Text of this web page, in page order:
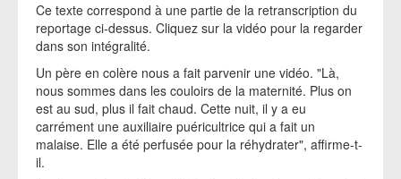
Ce texte correspond à une partie de la retranscription du
reportage ci-dessus. Cliquez sur la vidéo pour la regarder
dans son intégralité.
Un père en colère nous a fait parvenir une vidéo. "Là,
nous sommes dans les couloirs de la maternité. Plus on
est au sud, plus il fait chaud. Cette nuit, il y a eu
carrément une auxiliaire puéricultrice qui a fait un
malaise. Elle a été perfusée pour la réhydrater", affirme-t-
il.